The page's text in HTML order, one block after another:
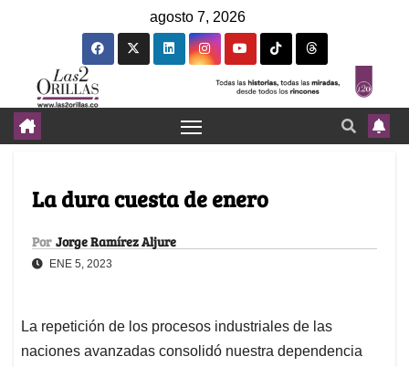
agosto 7, 2026
La dura cuesta de enero
Por Jorge Ramírez Aljure
ENE 5, 2023
La repetición de los procesos industriales de las
naciones avanzadas consolidó nuestra dependencia